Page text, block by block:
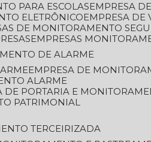
PARA ESCOLAS
EMPRESA
ELETRÔNICO
EMPRESA
DE MONITORAMENTO
EMPRESAS
DE ALARME
EMPRESA DE
ALARME
DE PORTARIA E
PATRIMONIAL
TERCEIRIZADA